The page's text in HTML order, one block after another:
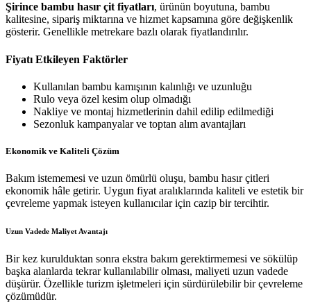
Şirince bambu hasır çit fiyatları, ürünün boyutuna, bambu
kalitesine, sipariş miktarına ve hizmet kapsamına göre değişkenlik
gösterir. Genellikle metrekare bazlı olarak fiyatlandırılır.
Fiyatı Etkileyen Faktörler
Kullanılan bambu kamışının kalınlığı ve uzunluğu
Rulo veya özel kesim olup olmadığı
Nakliye ve montaj hizmetlerinin dahil edilip edilmediği
Sezonluk kampanyalar ve toptan alım avantajları
Ekonomik ve Kaliteli Çözüm
Bakım istememesi ve uzun ömürlü oluşu, bambu hasır çitleri
ekonomik hâle getirir. Uygun fiyat aralıklarında kaliteli ve estetik bir
çevreleme yapmak isteyen kullanıcılar için cazip bir tercihtir.
Uzun Vadede Maliyet Avantajı
Bir kez kurulduktan sonra ekstra bakım gerektirmemesi ve sökülüp
başka alanlarda tekrar kullanılabilir olması, maliyeti uzun vadede
düşürür. Özellikle turizm işletmeleri için sürdürülebilir bir çevreleme
çözümüdür.